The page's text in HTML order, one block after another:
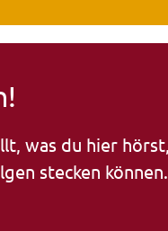
was du hier
stecken können.